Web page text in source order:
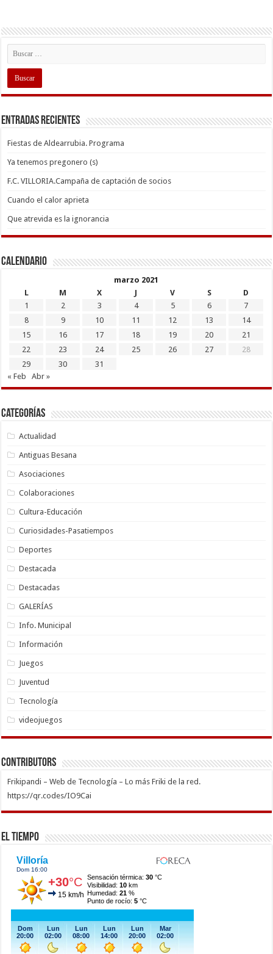
Entradas recientes
Fiestas de Aldearrubia. Programa
Ya tenemos pregonero (s)
F.C. VILLORIA.Campaña de captación de socios
Cuando el calor aprieta
Que atrevida es la ignorancia
Calendario
marzo 2021
L
M X J V S
D
1
2 3 4 5 6
7
8
9 10 11 12 13
14
15
16 17 18 19 20
21
22
23 24 25 26 27
28
29
30
31
« Feb
Abr »
Categorías
Actualidad
Antiguas Besana
Asociaciones
Colaboraciones
Cultura-Educación
Curiosidades-Pasatiempos
Deportes
Destacada
Destacadas
GALERÍAS
Info. Municipal
Información
Juegos
Juventud
Tecnología
videojuegos
Contributors
Frikipandi – Web de Tecnología – Lo más Friki de la red.
https://qr.codes/IO9Cai
El Tiempo